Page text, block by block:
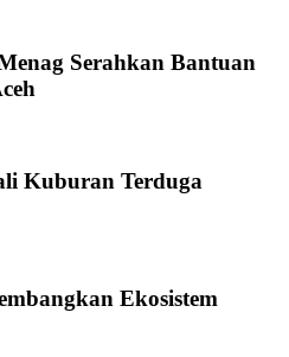
Serahkan Bantuan
Kuburan Terduga
Ekosistem